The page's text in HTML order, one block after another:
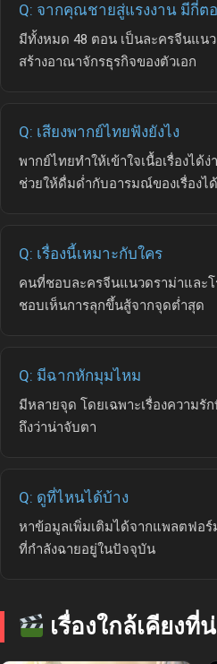
Q: จากคุณชายสู่แรงงาน มีกี่ต
มีทั้งหมด 48 ตอน เป็นละครจีนแนว
สร้างอาณาจักรธุรกิจของตัวเอก
Q: เสียงพากย์ไทยฟังยังไง
พากย์ไทยทำให้เข้าใจเนื้อเรื่องได้
ช่วยให้ดื่มด่ำกับอารมณ์ของเรื่องไ
Q: เรื่องนี้เหมาะกับใคร
คนที่ชอบละครจีนแนวดราม่าและ
ชอบเห็นการลุกขึ้นสู้จากจุดต่ำสุด
Q: มีฉากหักมุมไหม
มีหลายจุด โดยเฉพาะเรื่องความ
ถึงว่าน่าจับตา
Q: ดูที่ไหนได้บ้าง
หาข้อมูลเพิ่มเติมได้จากแพลตฟอ
ที่กำลังฉายอยู่ในปัจจุบัน
เรื่องใกล้เคียงที่